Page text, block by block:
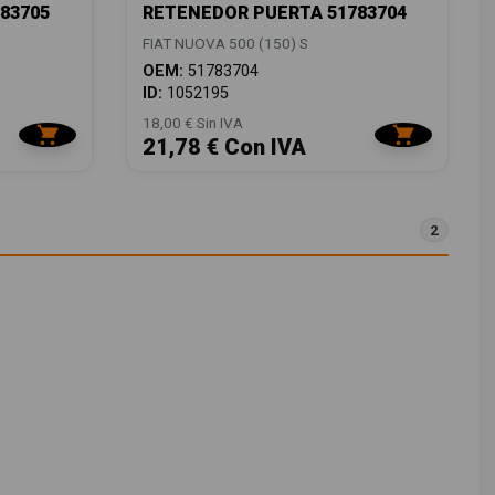
RETENEDOR PUERTA 51783704
FIAT NUOVA 500 (150) S
OEM: 51783704
ID: 1052195
18,00 € Sin IVA
21,78 € Con IVA
2